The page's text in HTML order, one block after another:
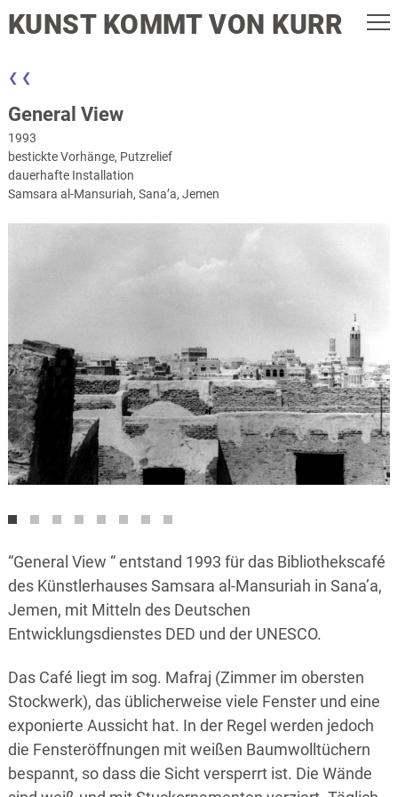
KUNST KOMMT VON KURR
❮ ❮
General View
1993
bestickte Vorhänge, Putzrelief
dauerhafte Installation
Samsara al-Mansuriah, Sana’a, Jemen
“General View “ entstand 1993 für das Bibliothekscafé
des Künstlerhauses Samsara al-Mansuriah in Sana’a,
Jemen, mit Mitteln des Deutschen
Entwicklungsdienstes DED und der UNESCO.
Das Café liegt im sog. Mafraj (Zimmer im obersten
Stockwerk), das üblicherweise viele Fenster und eine
exponierte Aussicht hat. In der Regel werden jedoch
die Fensteröffnungen mit weißen Baumwolltüchern
bespannt, so dass die Sicht versperrt ist. Die Wände